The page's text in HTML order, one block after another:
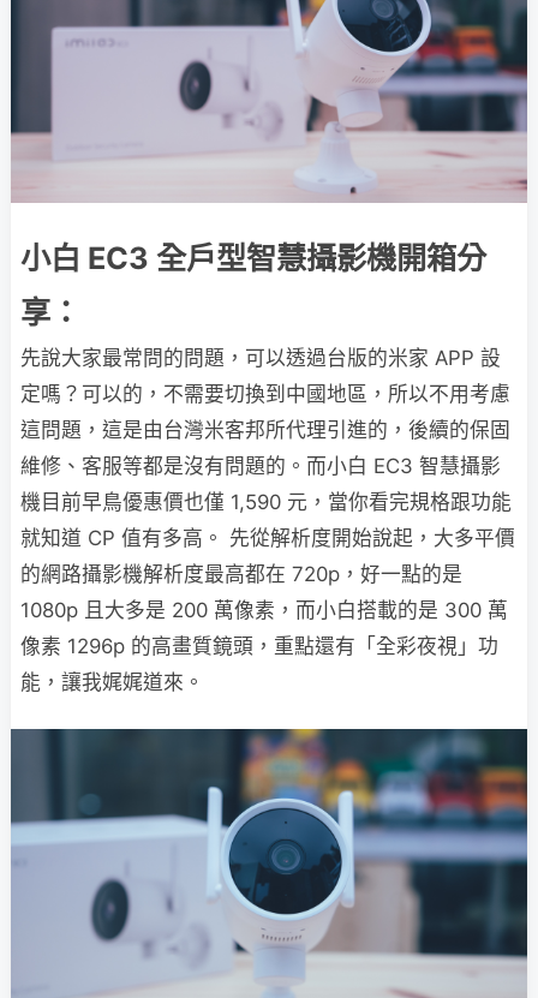
小白 EC3 全戶型智慧攝影機開箱分
享：
先說大家最常問的問題，可以透過台版的米家 APP 設
定嗎？可以的，不需要切換到中國地區，所以不用考慮
這問題，這是由台灣米客邦所代理引進的，後續的保固
維修、客服等都是沒有問題的。而小白 EC3 智慧攝影
機目前早鳥優惠價也僅 1,590 元，當你看完規格跟功能
就知道 CP 值有多高。 先從解析度開始說起，大多平價
的網路攝影機解析度最高都在 720p，好一點的是
1080p 且大多是 200 萬像素，而小白搭載的是 300 萬
像素 1296p 的高畫質鏡頭，重點還有「全彩夜視」功
能，讓我娓娓道來。